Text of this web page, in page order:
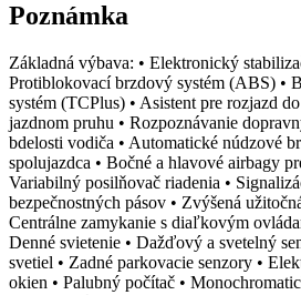
Poznámka
Základná výbava: • Elektronický
Protiblokovací brzdový systém (ABS) •
systém (TCPlus) • Asistent pre rozjazd
jazdnom pruhu • Rozpoznávanie
bdelosti vodiča • Automatické núdzové
spolujazdca • Bočné a hlavové airbagy
Variabilný posilňovač riadenia •
bezpečnostných pásov • Zvýšená
Centrálne zamykanie s diaľkovým
Denné svietenie • Dažďový a svetelný
svetiel • Zadné parkovacie senzory •
okien • Palubný počítač •